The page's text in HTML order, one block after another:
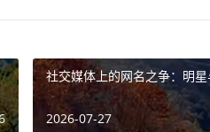
社交媒体上的网名之争：明
2026-07-27